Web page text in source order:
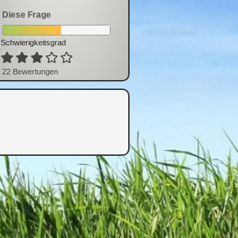
Diese Frage
Schwierigkeitsgrad
22 Bewertungen